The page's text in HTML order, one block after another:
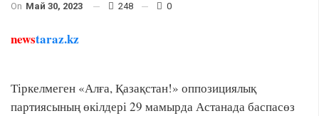
On Май 30, 2023 248 0
newstaraz.kz
Тіркелмеген «Алға, Қазақстан!» оппозициялық
партиясының өкілдері 29 мамырда Астанада баспасөз